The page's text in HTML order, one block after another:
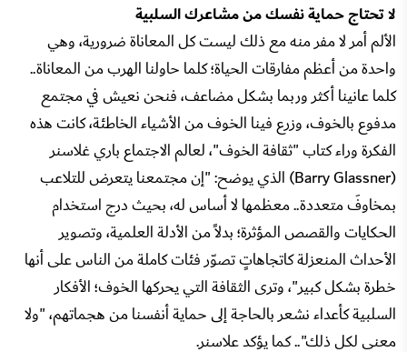
لا تحتاج حماية نفسك من مشاعرك السلبية
الألم أمر لا مفر منه مع ذلك ليست كل المعاناة ضرورية، وهي
واحدة من أعظم مفارقات الحياة؛ كلما حاولنا الهرب من المعاناة..
كلما عانينا أكثر وربما بشكل مضاعف، فنحن نعيش في مجتمع
مدفوع بالخوف، وزرع فينا الخوف من الأشياء الخاطئة، كانت هذه
الفكرة وراء كتاب "ثقافة الخوف"، لعالم الاجتماع باري غلاسنر
(Barry Glassner) الذي يوضح: "إن مجتمعنا يتعرض للتلاعب
بمخاوفَ متعددة.. معظمها لا أساس له، بحيث درج استخدام
الحكايات والقصص المؤثرة؛ بدلاً من الأدلة العلمية، وتصوير
الأحداث المنعزلة كاتجاهاتٍ تصوّر فئات كاملة من الناس على أنها
خطرة بشكل كبير"، وترى الثقافة التي يحركها الخوف؛ الأفكار
السلبية كأعداء نشعر بالحاجة إلى حماية أنفسنا من هجماتهم، "ولا
معنى لكل ذلك".. كما يؤكد علاسنر.